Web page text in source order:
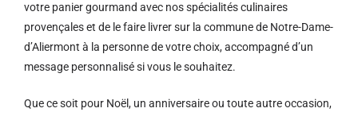
votre panier gourmand avec nos spécialités culinaires
provençales et de le faire livrer sur la commune de Notre-Dame-
d’Aliermont à la personne de votre choix, accompagné d’un
message personnalisé si vous le souhaitez.
Que ce soit pour Noël, un anniversaire ou toute autre occasion,